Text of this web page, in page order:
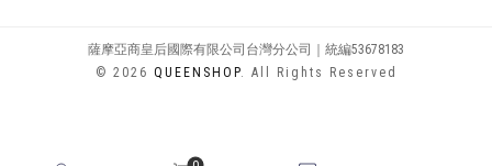
薩摩亞商皇后國際有限公司台灣分公司｜統編53678183
© 2026 QUEENSHOP. All Rights Reserved